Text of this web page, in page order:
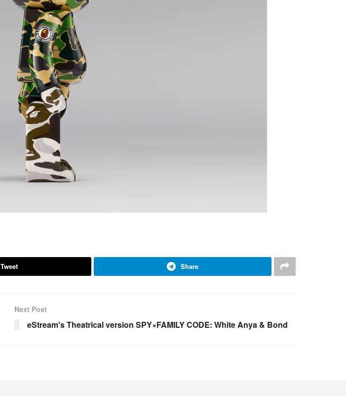
Tweet Share
Next Post
eStream's Theatrical version SPY×FAMILY CODE: White Anya & Bond